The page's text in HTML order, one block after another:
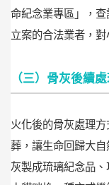
命紀念業專區」，
立案的合法業者，
（三）骨灰後續
火化後的骨灰處理
葬，讓生命回歸大
灰製成琉璃紀念品